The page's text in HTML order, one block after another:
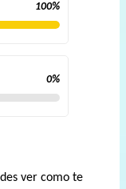
100%
0%
ver como te